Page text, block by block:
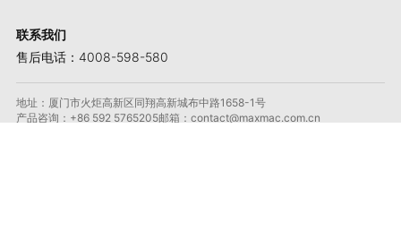
联系我们
售后电话：4008-598-580
地址：厦门市火炬高新区同翔高新城布中路1658-1号
产品咨询：+86 592 5765205邮箱：contact@maxmac.com.cn